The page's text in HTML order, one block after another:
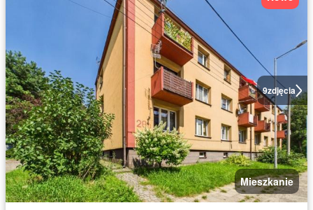
9zdjęcia
Mieszkanie